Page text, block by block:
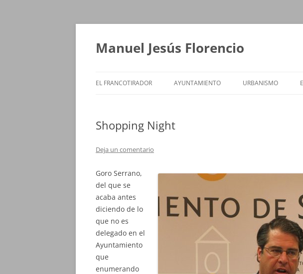
Saltar
Manuel Jesús Florencio
EL FRANCOTIRADOR AYUNTAMIENTO URBANISMO
Shopping Night
Deja un comentario
Goro Serrano,
del que se
acaba antes
diciendo de lo
que no es
delegado en el
Ayuntamiento
que
enumerando